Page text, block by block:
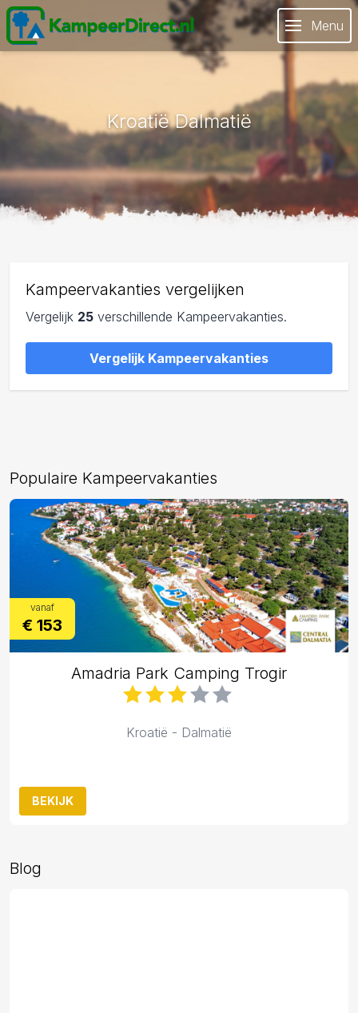
Menu
Kroatië Dalmatië
Kampeervakanties vergelijken
Vergelijk 25 verschillende Kampeervakanties.
Vergelijk Kampeervakanties
Populaire Kampeervakanties
vanaf
€ 153
Amadria Park Camping Trogir
Kroatië - Dalmatië
BEKIJK
Blog